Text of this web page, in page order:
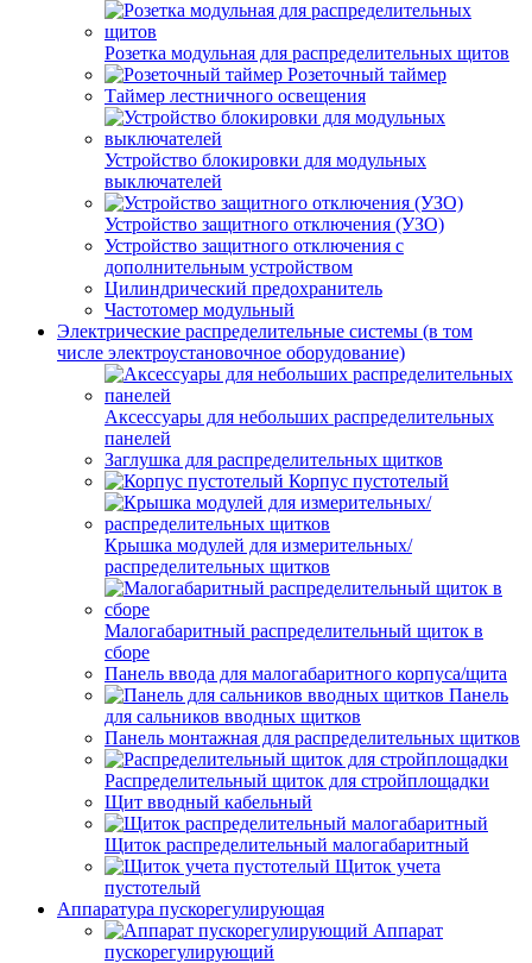
Розетка модульная для распределительных щитов
Розеточный таймер
Таймер лестничного освещения
Устройство блокировки для модульных
выключателей
Устройство защитного отключения (УЗО)
Устройство защитного отключения с
дополнительным устройством
Цилиндрический предохранитель
Частотомер модульный
Электрические распределительные системы (в том
числе электроустановочное оборудование)
Аксессуары для небольших распределительных
панелей
Заглушка для распределительных щитков
Корпус пустотелый
Крышка модулей для измерительных/
распределительных щитков
Малогабаритный распределительный щиток в
сборе
Панель ввода для малогабаритного корпуса/щита
Панель
для сальников вводных щитков
Панель монтажная для распределительных щитков
Распределительный щиток для стройплощадки
Щит вводный кабельный
Щиток распределительный малогабаритный
Щиток учета
пустотелый
Аппаратура пускорегулирующая
Аппарат
пускорегулирующий